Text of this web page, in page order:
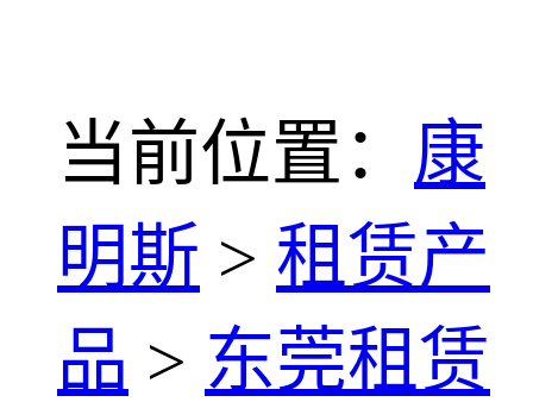
当前位置： 康
明斯 > 租赁产
品 > 东莞租赁